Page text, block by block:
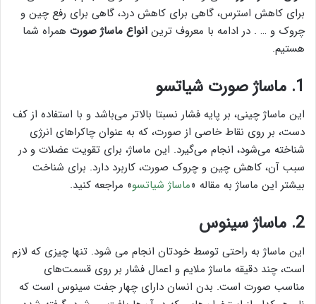
برای کاهش استرس، گاهی برای کاهش درد، گاهی برای رفع چین و
چروک و … . در ادامه با معروف ترین انواع ماساژ صورت همراه شما
هستیم.
1. ماساژ صورت شیاتسو
این ماساژ چینی، بر پایه فشار نسبتا بالاتر می‌باشد و با استفاده از کف
دست، بر روی نقاط خاصی از صورت، که به عنوان چاکراهای انرژی
شناخته می‌شود، انجام می‌گیرد. این ماساژ، برای تقویت عضلات و در
سبب آن، کاهش چین و چروک صورت، کاربرد دارد. برای شناخت
بیشتر این ماساژ به مقاله «ماساژ شیاتسو» مراجعه کنید.
2. ماساژ سینوس
این ماساژ به راحتی توسط خودتان انجام می شود. تنها چیزی که لازم
است، چند دقیقه ماساژ ملایم و اعمال فشار بر روی قسمت‌های
مناسب صورت است. بدن انسان دارای چهار جفت سینوس است که